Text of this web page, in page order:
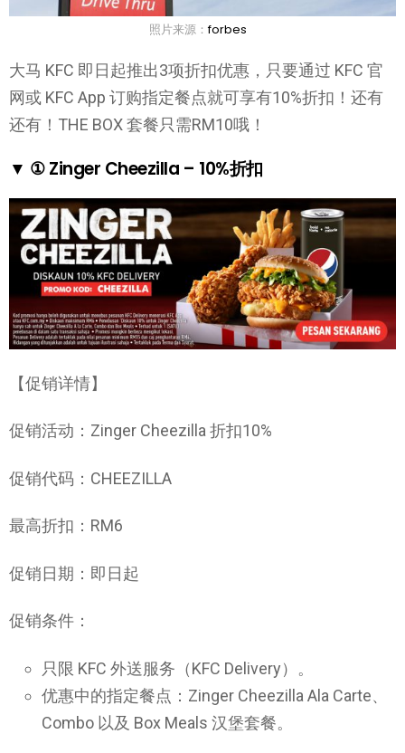
照片来源：forbes
大马 KFC 即日起推出3项折扣优惠，只要通过 KFC 官
网或 KFC App 订购指定餐点就可享有10%折扣！还有
还有！THE BOX 套餐只需RM10哦！
▼ ① Zinger Cheezilla – 10%折扣
【促销详情】
促销活动：Zinger Cheezilla 折扣10%
促销代码：CHEEZILLA
最高折扣：RM6
促销日期：即日起
促销条件：
只限 KFC 外送服务（KFC Delivery）。
优惠中的指定餐点：Zinger Cheezilla Ala Carte、
Combo 以及 Box Meals 汉堡套餐。